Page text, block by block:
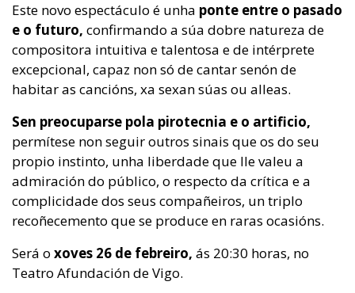
Este novo espectáculo é unha ponte entre o pasado
e o futuro, confirmando a súa dobre natureza de
compositora intuitiva e talentosa e de intérprete
excepcional, capaz non só de cantar senón de
habitar as cancións, xa sexan súas ou alleas.
Sen preocuparse pola pirotecnia e o artificio,
permítese non seguir outros sinais que os do seu
propio instinto, unha liberdade que lle valeu a
admiración do público, o respecto da crítica e a
complicidade dos seus compañeiros, un triplo
recoñecemento que se produce en raras ocasións.
Será o xoves 26 de febreiro, ás 20:30 horas, no
Teatro Afundación de Vigo.